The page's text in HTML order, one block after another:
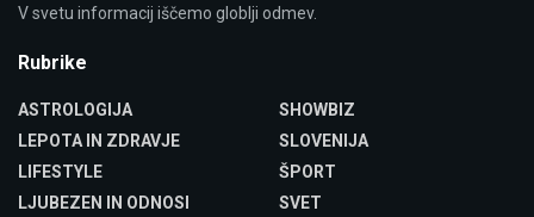
V svetu informacij iščemo globlji odmev.
Rubrike
ASTROLOGIJA
LEPOTA IN ZDRAVJE
LIFESTYLE
LJUBEZEN IN ODNOSI
SHOWBIZ
SLOVENIJA
ŠPORT
SVET